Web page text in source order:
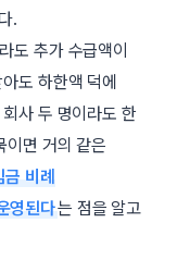
.
도 추가 수급액이
도 하한액 덕에
사 두 명이라도 한
이면 거의 같은
비례
영된다는 점을 알고